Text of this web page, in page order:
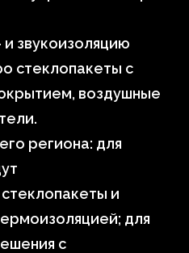
звукоизоляцию
стеклопакеты с
воздушные
региона: для
и
для
с